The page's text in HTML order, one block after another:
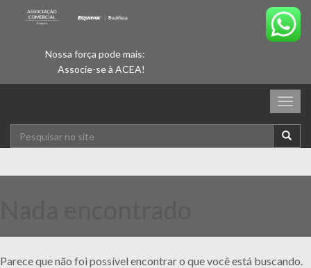
Nossa força pode mais:
Associe-se à ACEA!
Parece que não foi possível encontrar o que você está buscando.